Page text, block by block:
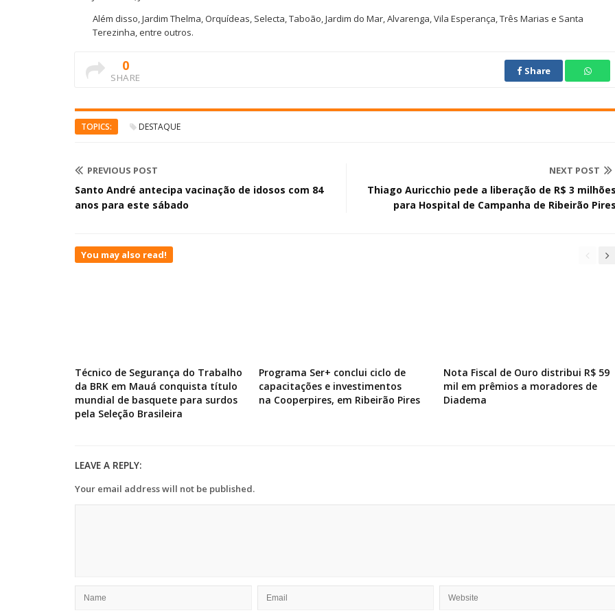
Além disso, Jardim Thelma, Orquídeas, Selecta, Taboão, Jardim do Mar, Alvarenga, Vila Esperança, Três Marias e Santa
Terezinha, entre outros.
0
SHARE
Share
TOPICS: DESTAQUE
PREVIOUS POST
Santo André antecipa vacinação de idosos com 84
anos para este sábado
NEXT POST
Thiago Auricchio pede a liberação de R$ 3
para Hospital de Campanha de Ribeirão
You may also read!
Técnico de Segurança do Trabalho
da BRK em Mauá conquista título
mundial de basquete para surdos
pela Seleção Brasileira
Programa Ser+ conclui ciclo de
capacitações e investimentos
na Cooperpires, em Ribeirão Pires
Nota Fiscal de Ouro distribui R$ 59
mil em prêmios a moradores de
Diadema
LEAVE A REPLY:
Your email address will not be published.